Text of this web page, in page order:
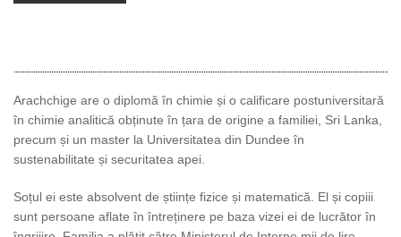
Arachchige are o diplomă în chimie și o calificare postuniversitară
în chimie analitică obținute în țara de origine a familiei, Sri Lanka,
precum și un master la Universitatea din Dundee în
sustenabilitate și securitatea apei.
Soțul ei este absolvent de științe fizice și matematică. El și copiii
sunt persoane aflate în întreținere pe baza vizei ei de lucrător în